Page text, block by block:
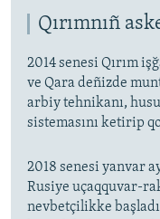
Qırımnıñ
2014 senesi Qırım
ve Qara deñizde
arbiy tehnikanı,
sistemasını ketirip
2018 senesi yanvar
Rusiye uçaqquvar-
nevbetçilikke